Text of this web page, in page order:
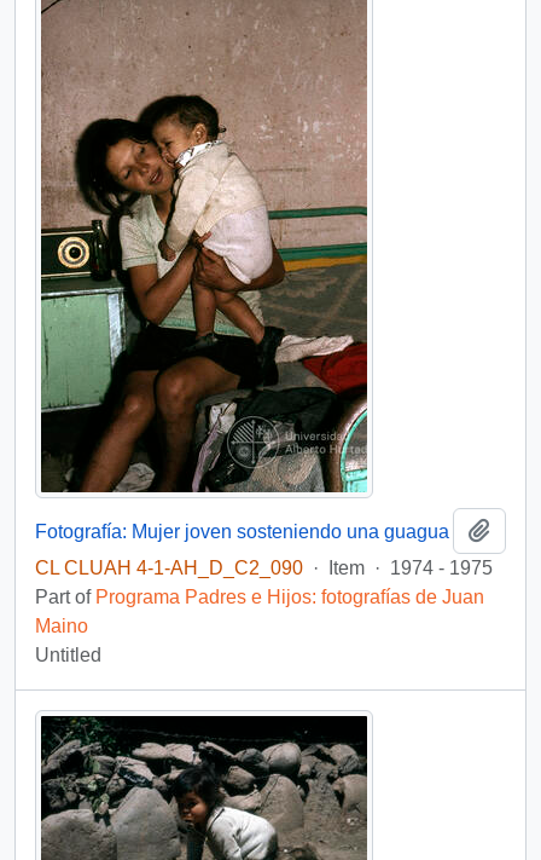
Fotografía: Mujer joven sosteniendo una guagua
CL CLUAH 4-1-AH_D_C2_090 · Item · 1974 - 1975
Part of Programa Padres e Hijos: fotografías de Juan
Maino
Untitled